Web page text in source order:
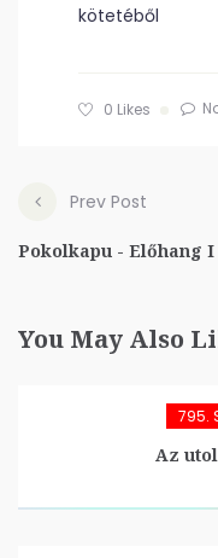
kötetéből
0 Likes
Prev Post
Pokolkapu - Előhang I
You May Also
795.
Az